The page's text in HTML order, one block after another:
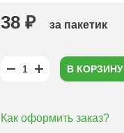
38 ₽ за пакетик
В КОРЗИНУ
Как оформить заказ?